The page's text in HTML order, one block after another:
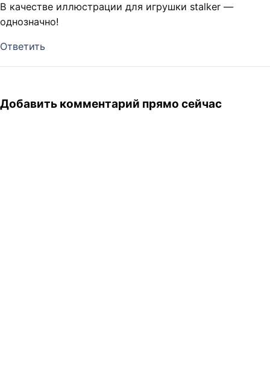
В качестве иллюстрации для игрушки stalker —
однозначно!
Ответить
Добавить комментарий прямо сейчас